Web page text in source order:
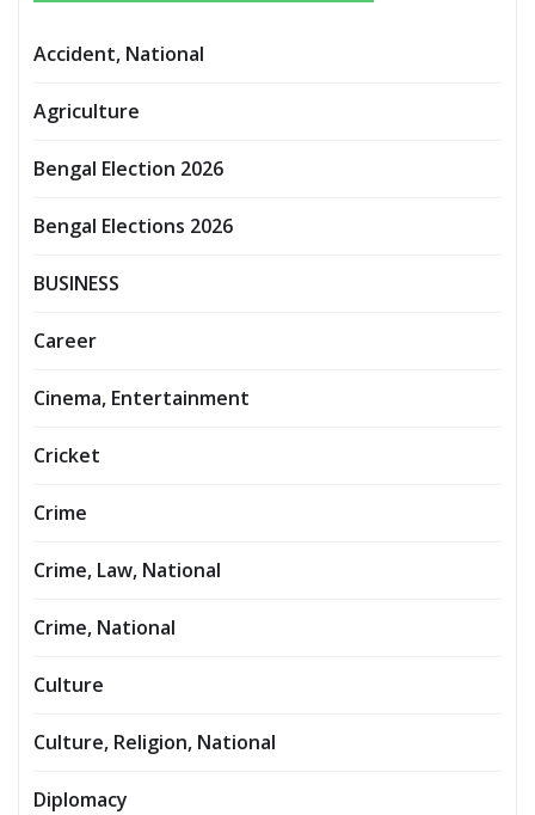
Accident, National
Agriculture
Bengal Election 2026
Bengal Elections 2026
BUSINESS
Career
Cinema, Entertainment
Cricket
Crime
Crime, Law, National
Crime, National
Culture
Culture, Religion, National
Diplomacy